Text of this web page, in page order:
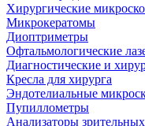
Хирургические
Микрокератомы
Диоптриметры
Офтальмологические
Диагностические и
Кресла для хирурга
Эндотелиальные
Пупиллометры
Анализаторы